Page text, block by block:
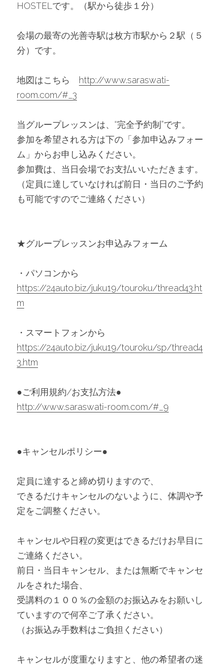
HOSTELです。（駅から徒歩１分）
会場の最寄の光善寺駅は枚方市駅から２駅（５
分）です。
地図はこちら http://www.saraswati-
room.com/#_3
当グループレッスンは、“完全予約制”です。
参加を希望される方は下の「参加申込みフォー
ム」からお申し込みください。
参加費は、当日会場でお支払いいただきます。
（定員に達していなければ前日・当日のご予約
も可能ですのでご連絡ください）
★グループレッスンお申込みフォーム
・パソコンから
https://24auto.biz/juku19/touroku/thread43.ht
m
・スマートフォンから
https://24auto.biz/juku19/touroku/sp/thread4
3.htm
●ご利用規約/お支払方法●
http://www.saraswati-room.com/#_9
●キャンセルポリシー●
定員に達すると締め切りますので、
できるだけキャンセルのないように、体調や予
定をご調整ください。
キャンセルや日程の変更はできるだけお早目に
ご連絡ください。
前日・当日キャンセル、または無断でキャンセ
ルをされた場合、
受講料の１００％の金額のお振込みをお願いし
ていますので何卒ご了承ください。
（お振込み手数料はご負担ください）
キャンセルが度重なりますと、他の希望者の迷